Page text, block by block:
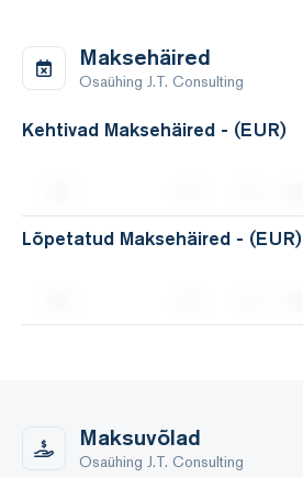
Maksehäired
Osaühing J.T. Consulting
Kehtivad Maksehäired - (EUR)
Lõpetatud Maksehäired - (EUR)
Maksuvõlad
Osaühing J.T. Consulting